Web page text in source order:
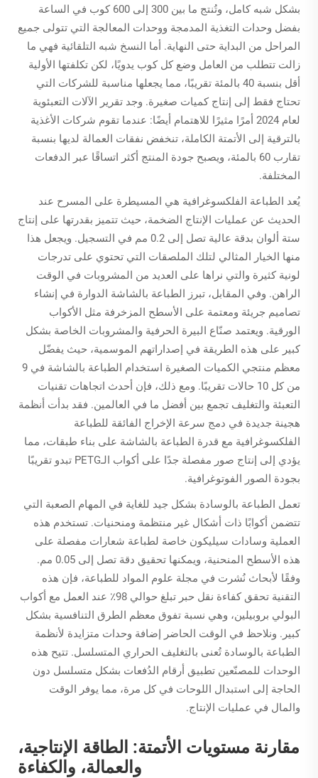
بشكل شبه كامل، وتُنتج ما بين 300 إلى 600 كوب في الساعة
بفضل وحدات التغذية المدمجة ووحدات المعالجة التي تتولى جميع
المراحل من البداية حتى النهاية. أما النسخ شبه التلقائية فهي ما
زالت تتطلب من العامل وضع كل كوب يدويًا، لكن تكلفتها الأولية
أقل بنسبة 40 بالمئة تقريبًا، مما يجعلها مناسبة للشركات التي
تحتاج فقط إلى إنتاج كميات صغيرة. وجد تقرير الآلات التعبئوية
لعام 2024 أمرًا مثيرًا للاهتمام أيضًا: عندما تقوم شركات الأغذية
بالترقية إلى الأتمتة الكاملة، تنخفض نفقات العمالة لديها بنسبة
تقارب 60 بالمئة، ويصبح جودة المنتج أكثر اتساقًا عبر الدفعات
المختلفة.
يُعد الطباعة الفلكسوغرافية هي المسيطرة على المسرح عند
الحديث عن عمليات الإنتاج الضخمة، حيث تتميز بقدرتها على إنتاج
ستة ألوان بدقة عالية تصل إلى 0.2 مم في التسجيل. ويجعل هذا
منها الخيار المثالي لتلك الملصقات التي تحتوي على تدرجات
لونية كثيرة والتي نراها على العديد من المشروبات في الوقت
الراهن. وفي المقابل، تبرز الطباعة بالشاشة الدوارة في إنشاء
تصاميم جريئة ومعتمة على الأسطح المزخرفة مثل الأكواب
الورقية. ويعتمد صنّاع البيرة الحرفية والمشروبات الخاصة بشكل
كبير على هذه الطريقة في إصداراتهم الموسمية، حيث يفضّل
معظم منتجي الكميات الصغيرة استخدام الطباعة بالشاشة في 9
من كل 10 حالات تقريبًا. ومع ذلك، فإن أحدث اتجاهات تقنيات
التعبئة والتغليف تجمع بين أفضل ما في العالمين. فقد بدأت أنظمة
هجينة جديدة في دمج سرعة الإخراج الفائقة للطباعة
الفلكسوغرافية مع قدرة الطباعة بالشاشة على بناء طبقات، مما
يؤدي إلى إنتاج صور مفصلة جدًا على أكواب الـPETG تبدو تقريبًا
بجودة الصور الفوتوغرافية.
تعمل الطباعة بالوسادة بشكل جيد للغاية في المهام الصعبة التي
تتضمن أكوابًا ذات أشكال غير منتظمة ومنحنيات. تستخدم هذه
العملية وسادات سيليكون خاصة لطباعة شعارات مفصلة على
هذه الأسطح المنحنية، ويمكنها تحقيق دقة تصل إلى 0.05 مم.
وفقًا لأبحاث نُشرت في مجلة علوم المواد للطباعة، فإن هذه
التقنية تحقق كفاءة نقل حبر تبلغ حوالي 98٪ عند العمل مع أكواب
البولي بروبيلين، وهي نسبة تفوق معظم الطرق التنافسية بشكل
كبير. ونلاحظ في الوقت الحاضر إضافة وحدات متزايدة لأنظمة
الطباعة بالوسادة تُعنى بالتغليف الحراري المتسلسل. تتيح هذه
الوحدات للمصنّعين تطبيق أرقام الدُفعات بشكل متسلسل دون
الحاجة إلى استبدال اللوحات في كل مرة، مما يوفر الوقت
والمال في عمليات الإنتاج.
مقارنة مستويات الأتمتة: الطاقة الإنتاجية،
والعمالة، والكفاءة